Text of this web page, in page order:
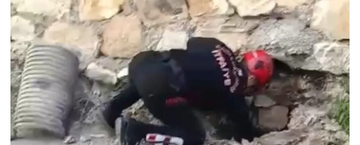
BİLİM TEKNOLOJİ
ASAYİŞ
SEÇİM 2015
ÇEVRE